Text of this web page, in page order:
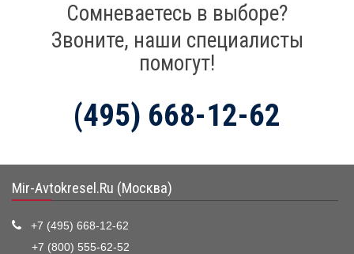
Сомневаетесь в выборе?
Звоните, наши специалисты
помогут!
(495) 668-12-62
Mir-Avtokresel.Ru (Москва)
+7 (495) 668-12-62
+7 (800) 555-62-52